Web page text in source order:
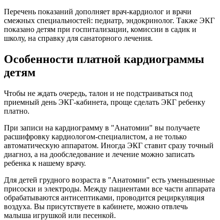
Перечень показаний дополняет врач-кардиолог и врачи
смежных специальностей: педиатр, эндокринолог. Также ЭКГ
показано детям при госпитализации, комиссии в садик и
школу, на справку для санаторного лечения.
Особенности платной кардиограммы
детям
Чтобы не ждать очередь, талон и не подстраиваться под
приемный день ЭКГ-кабинета, проще сделать ЭКГ ребенку
платно.
При записи на кардиограмму в "Анатомии" вы получаете
расшифровку кардиологом-специалистом, а не только
автоматическую аппаратом. Иногда ЭКГ ставит сразу точный
диагноз, а на дообследование и лечение можно записать
ребенка к нашему врачу.
Для детей грудного возраста в "Анатомии" есть уменьшенные
присоски и электроды. Между пациентами все части аппарата
обрабатываются антисептиками, проводится рециркуляция
воздуха. Вы присутствуете в кабинете, можно отвлечь
малыша игрушкой или песенкой.